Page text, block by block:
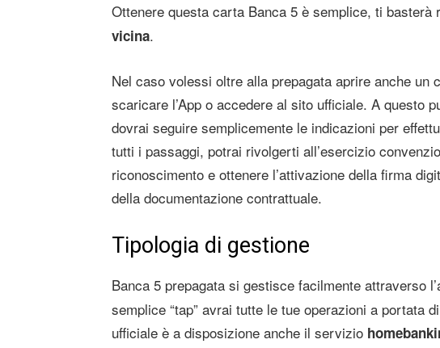
Ottenere questa carta Banca 5 è semplice, ti basterà
vicina.
Nel caso volessi oltre alla prepagata aprire anche un
scaricare l’App o accedere al sito ufficiale. A questo
dovrai seguire semplicemente le indicazioni per
tutti i passaggi, potrai rivolgerti all’esercizio
riconoscimento e ottenere l’attivazione della firma
della documentazione contrattuale.
Tipologia di gestione
Banca 5 prepagata si gestisce facilmente attraverso
semplice “tap” avrai tutte le tue operazioni a portata
ufficiale è a disposizione anche il servizio